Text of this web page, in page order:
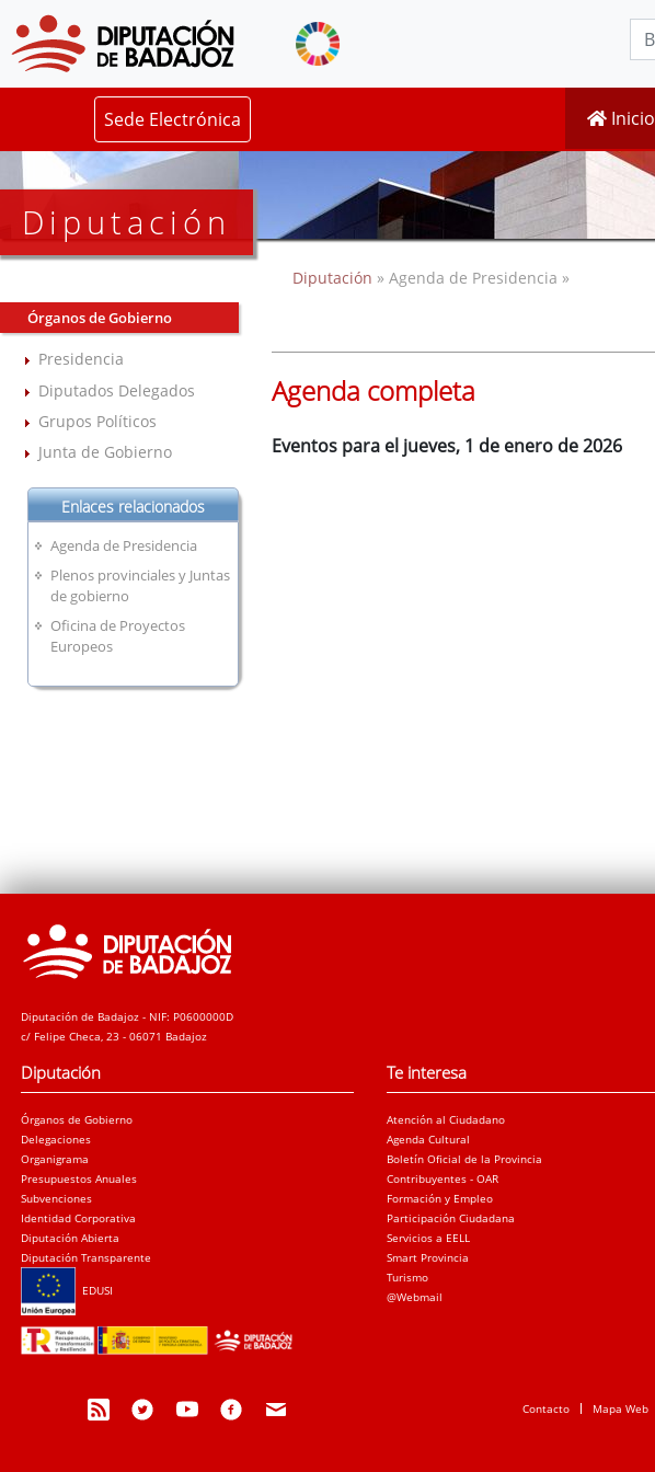
Sede Electrónica Inicio
Diputación
Órganos de Gobierno
Presidencia
Diputados Delegados
Grupos Políticos
Junta de Gobierno
Enlaces relacionados
Agenda de Presidencia
Plenos provinciales y Juntas
de gobierno
Oficina de Proyectos
Europeos
Diputación » Agenda de Presidencia »
Agenda completa
Eventos para el jueves, 1 de enero de 2026
Diputación de Badajoz - NIF: P0600000D
c/ Felipe Checa, 23 - 06071 Badajoz
Diputación
Órganos de Gobierno
Delegaciones
Organigrama
Presupuestos Anuales
Subvenciones
Identidad Corporativa
Diputación Abierta
Diputación Transparente
EDUSI
Te interesa
Atención al Ciudadano
Agenda Cultural
Boletín Oficial de la Provincia
Contribuyentes - OAR
Formación y Empleo
Participación Ciudadana
Servicios a EELL
Smart Provincia
Turismo
@Webmail
Contacto Mapa Web